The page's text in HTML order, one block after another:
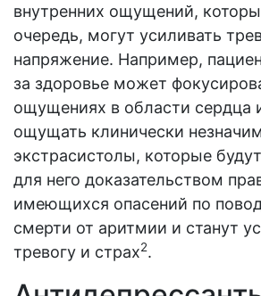
внутренних ощущений,
очередь, могут усиливать
напряжение. Например,
за здоровье может
ощущениях в области сердца
ощущать клинически
экстрасистолы, которые
для него доказательством
имеющихся опасений по
смерти от аритмии и станут
тревогу и страх2.